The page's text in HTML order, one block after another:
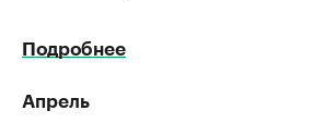
Подробнее
Апрель